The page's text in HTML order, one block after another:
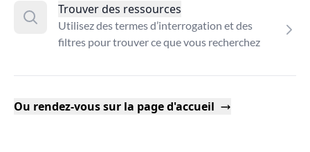
Trouver des ressources
Utilisez des termes d’interrogation et des
filtres pour trouver ce que vous recherchez
Ou rendez-vous sur la page d'accueil